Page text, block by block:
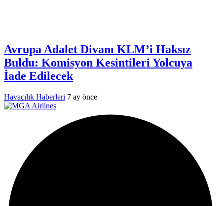
Avrupa Adalet Divanı KLM’i Haksız
Buldu: Komisyon Kesintileri Yolcuya
İade Edilecek
Havacılık Haberleri 7 ay önce